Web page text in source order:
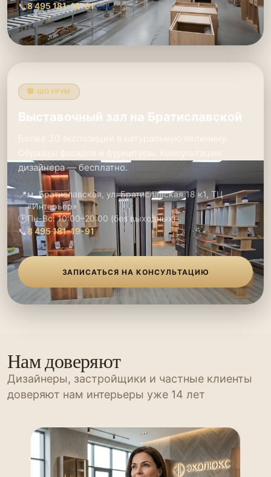
📞8 495 181-19-91
🏢 ШОУРУМ
Выставочный зал на Братиславской
Более 30 экспозиций в натуральную величину.
Образцы фасадов и фурнитуры. Консультация
дизайнера — бесплатно.
📍м. Братиславская, ул. Братиславская 18 к1, ТЦ
«Интерьер»
🕑Пн–Вс: 10:00–20:00 (без выходных)
📞8 495 181-19-91
ЗАПИСАТЬСЯ НА КОНСУЛЬТАЦИЮ
Нам доверяют
Дизайнеры, застройщики и частные клиенты
доверяют нам интерьеры уже 14 лет